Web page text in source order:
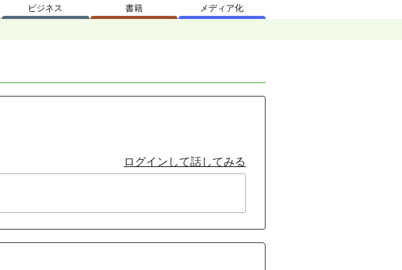
ビジネス 書籍 メディア化
ログインして話してみる